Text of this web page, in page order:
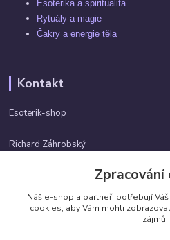
Esoterika a spiritualita
Rytuály a magie
Čakry a energie těla
Kontakt
Esoterik-shop
Richard Záhrobský
info@esoterik-shop.cz
Zpracování
Náš e-shop a partneři potřebují Váš
cookies, aby Vám mohli
zájmů.